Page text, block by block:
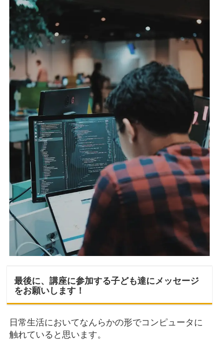
最後に、講座に参加する子ども達にメッセージ
をお願いします！
日常生活においてなんらかの形でコンピュータに
触れていると思います。